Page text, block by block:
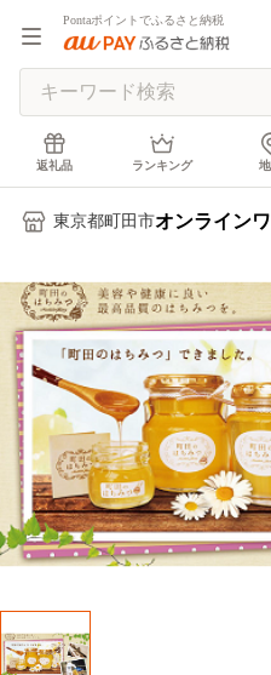
Pontaポイントでふるさと納税
返礼品 ランキング
東京都町田市オンライン